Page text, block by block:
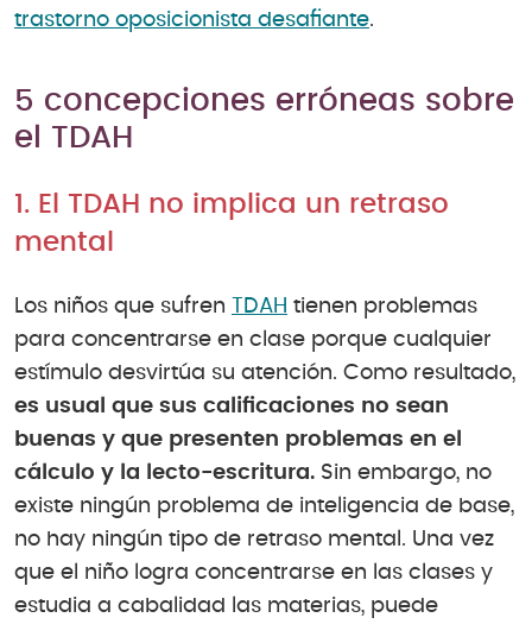
trastorno oposicionista desafiante.
5 concepciones erróneas sobre
el TDAH
1. El TDAH no implica un retraso
mental
Los niños que sufren TDAH tienen problemas
para concentrarse en clase porque cualquier
estímulo desvirtúa su atención. Como resultado,
es usual que sus calificaciones no sean
buenas y que presenten problemas en el
cálculo y la lecto-escritura. Sin embargo, no
existe ningún problema de inteligencia de base,
no hay ningún tipo de retraso mental. Una vez
que el niño logra concentrarse en las clases y
estudia a cabalidad las materias, puede